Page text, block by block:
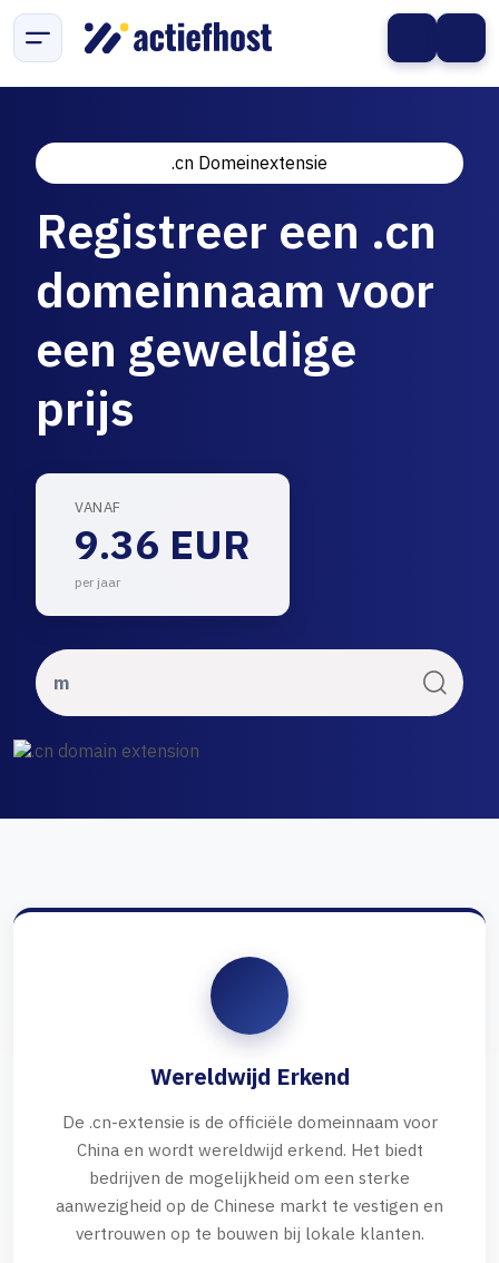
.cn Domeinextensie
Registreer een .cn
domeinnaam voor
een geweldige
prijs
VANAF
9.36 EUR
per jaar
Wereldwijd Erkend
De .cn-extensie is de officiële domeinnaam voor
China en wordt wereldwijd erkend. Het biedt
bedrijven de mogelijkheid om een sterke
aanwezigheid op de Chinese markt te vestigen en
vertrouwen op te bouwen bij lokale klanten.